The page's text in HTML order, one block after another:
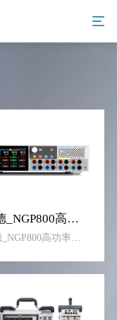
罗德_NGP800高功率多通道电源